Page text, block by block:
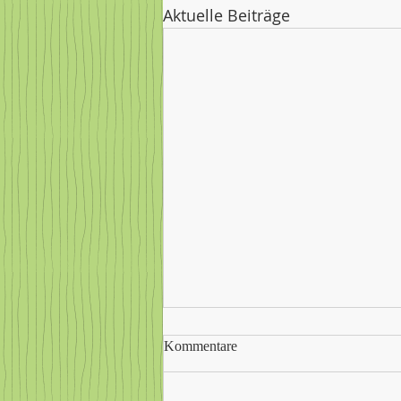
Aktuelle Beiträge
Kommentare